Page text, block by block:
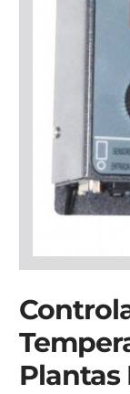
Plantas